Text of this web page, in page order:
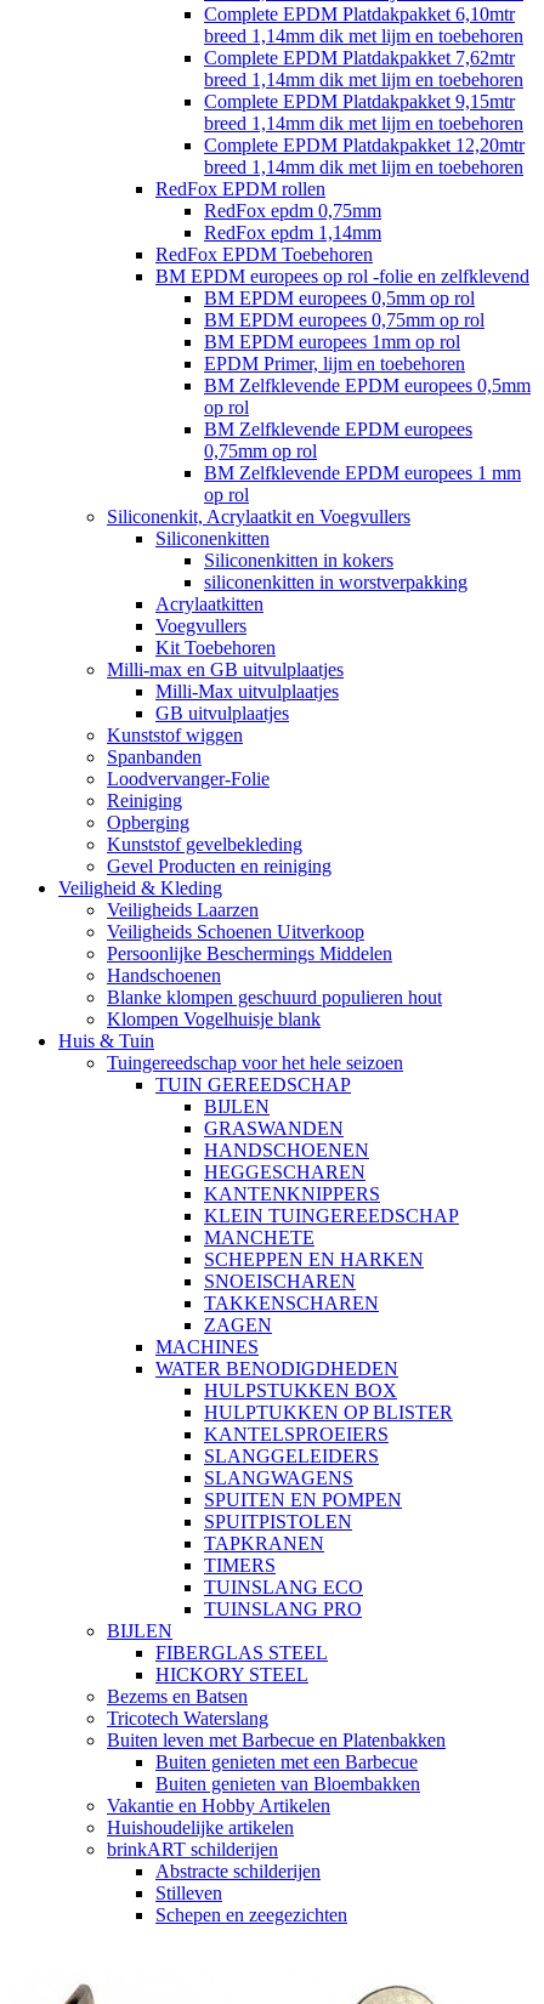
Complete EPDM Platdakpakket 6,10mtr
breed 1,14mm dik met lijm en toebehoren
Complete EPDM Platdakpakket 7,62mtr
breed 1,14mm dik met lijm en toebehoren
Complete EPDM Platdakpakket 9,15mtr
breed 1,14mm dik met lijm en toebehoren
Complete EPDM Platdakpakket 12,20mtr
breed 1,14mm dik met lijm en toebehoren
RedFox EPDM rollen
RedFox epdm 0,75mm
RedFox epdm 1,14mm
RedFox EPDM Toebehoren
BM EPDM europees op rol -folie en zelfklevend
BM EPDM europees 0,5mm op rol
BM EPDM europees 0,75mm op rol
BM EPDM europees 1mm op rol
EPDM Primer, lijm en toebehoren
BM Zelfklevende EPDM europees 0,5mm
op rol
BM Zelfklevende EPDM europees
0,75mm op rol
BM Zelfklevende EPDM europees 1 mm
op rol
Siliconenkit, Acrylaatkit en Voegvullers
Siliconenkitten
Siliconenkitten in kokers
siliconenkitten in worstverpakking
Acrylaatkitten
Voegvullers
Kit Toebehoren
Milli-max en GB uitvulplaatjes
Milli-Max uitvulplaatjes
GB uitvulplaatjes
Kunststof wiggen
Spanbanden
Loodvervanger-Folie
Reiniging
Opberging
Kunststof gevelbekleding
Gevel Producten en reiniging
Veiligheid & Kleding
Veiligheids Laarzen
Veiligheids Schoenen Uitverkoop
Persoonlijke Beschermings Middelen
Handschoenen
Blanke klompen geschuurd populieren hout
Klompen Vogelhuisje blank
Huis & Tuin
Tuingereedschap voor het hele seizoen
TUIN GEREEDSCHAP
BIJLEN
GRASWANDEN
HANDSCHOENEN
HEGGESCHAREN
KANTENKNIPPERS
KLEIN TUINGEREEDSCHAP
MANCHETE
SCHEPPEN EN HARKEN
SNOEISCHAREN
TAKKENSCHAREN
ZAGEN
MACHINES
WATER BENODIGDHEDEN
HULPSTUKKEN BOX
HULPTUKKEN OP BLISTER
KANTELSPROEIERS
SLANGGELEIDERS
SLANGWAGENS
SPUITEN EN POMPEN
SPUITPISTOLEN
TAPKRANEN
TIMERS
TUINSLANG ECO
TUINSLANG PRO
BIJLEN
FIBERGLAS STEEL
HICKORY STEEL
Bezems en Batsen
Tricotech Waterslang
Buiten leven met Barbecue en Platenbakken
Buiten genieten met een Barbecue
Buiten genieten van Bloembakken
Vakantie en Hobby Artikelen
Huishoudelijke artikelen
brinkART schilderijen
Abstracte schilderijen
Stilleven
Schepen en zeegezichten